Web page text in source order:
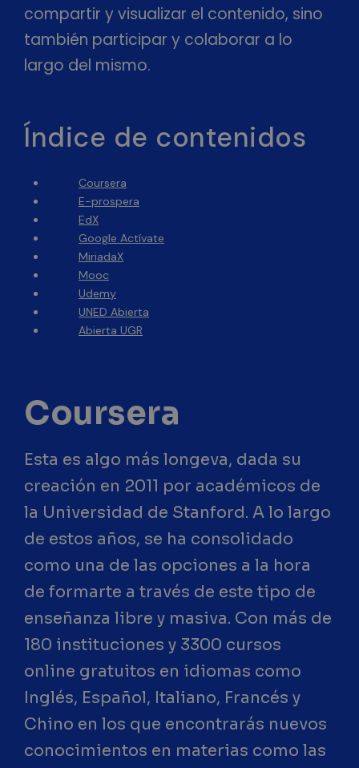
compartir y visualizar el contenido, sino
también participar y colaborar a lo
largo del mismo.
Índice de contenidos
Coursera
E-prospera
EdX
Google Actívate
MiriadaX
Mooc
Udemy
UNED Abierta
Abierta UGR
Coursera
Esta es algo más longeva, dada su
creación en 2011 por académicos de
la Universidad de Stanford. A lo largo
de estos años, se ha consolidado
como una de las opciones a la hora
de formarte a través de este tipo de
enseñanza libre y masiva. Con más de
180 instituciones y 3300 cursos
online gratuitos en idiomas como
Inglés, Español, Italiano, Francés y
Chino en los que encontrarás nuevos
conocimientos en materias como las